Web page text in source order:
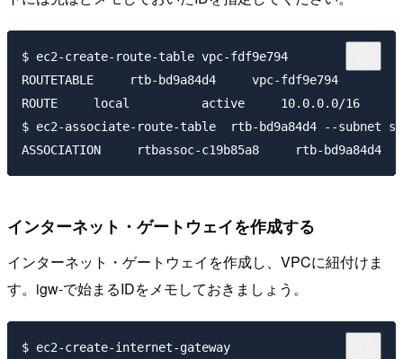
$ ec2-create-route-table vpc-fdf9e794
ROUTETABLE     rtb-bd9a84d4     vpc-fdf9e794
ROUTE     local          active     10.0.0.0/16
$ ec2-associate-route-table  rtb-bd9a84d4 --subnet
インターネット・ゲートウェイを作成する
インターネット・ゲートウェイを作成し、VPCに紐付けま
す。igw-で始まるIDをメモしておきましょう。
$ ec2-create-internet-gateway